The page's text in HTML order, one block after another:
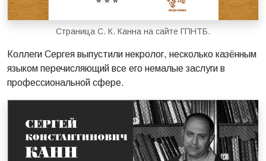
Страница С. К. Канна на сайте ГПНТБ.
Коллеги Сергея выпустили некролог, несколько казённым
языком перечисляющий все его немалые заслуги в
профессиональной сфере.